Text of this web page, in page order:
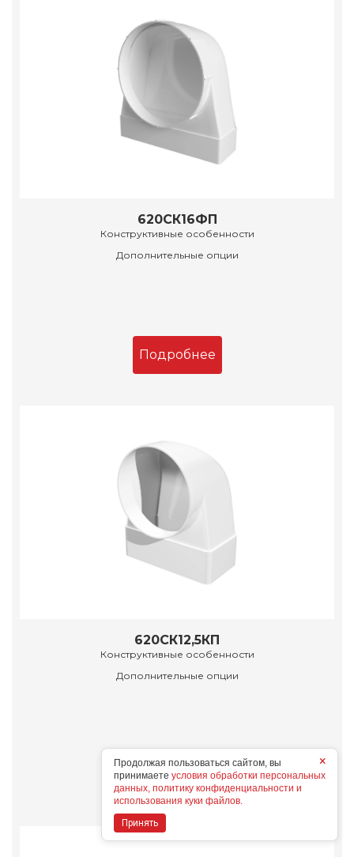
620СК16ФП
Конструктивные особенности
Дополнительные опции
Подробнее
620СК12,5КП
Конструктивные особенности
Дополнительные опции
Подробнее
×
Продолжая пользоваться сайтом, вы
принимаете условия обработки персональных
данных, политику конфиденциальности и
использования куки файлов.
Принять